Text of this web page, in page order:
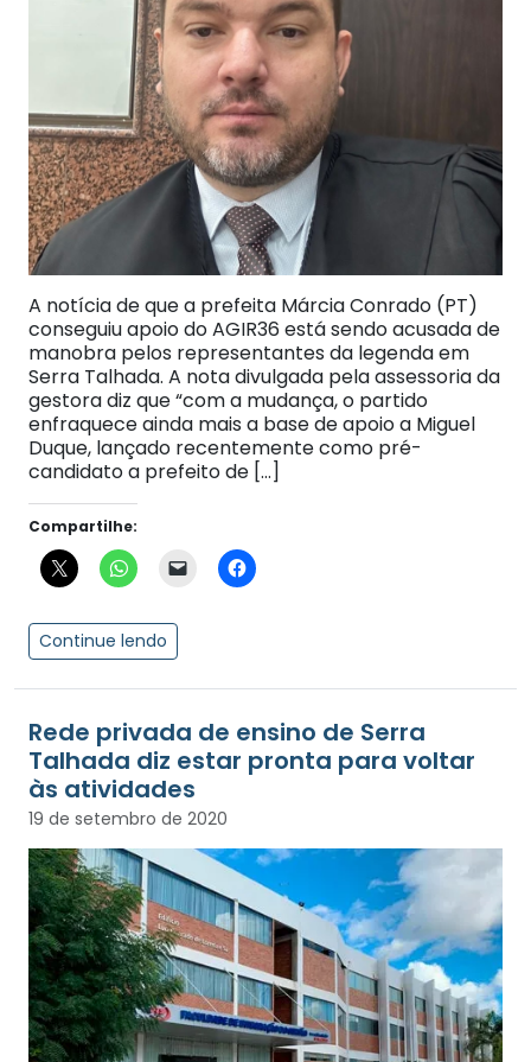
A notícia de que a prefeita Márcia Conrado (PT)
conseguiu apoio do AGIR36 está sendo acusada de
manobra pelos representantes da legenda em
Serra Talhada. A nota divulgada pela assessoria da
gestora diz que “com a mudança, o partido
enfraquece ainda mais a base de apoio a Miguel
Duque, lançado recentemente como pré-
candidato a prefeito de […]
Compartilhe:
Continue lendo
Rede privada de ensino de Serra
Talhada diz estar pronta para voltar
às atividades
19 de setembro de 2020